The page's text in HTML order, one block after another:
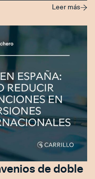
Leer más
de doble